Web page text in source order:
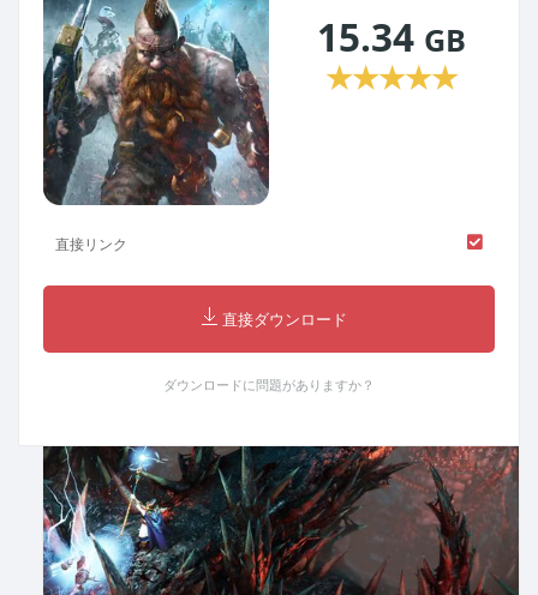
15.34 GB
★★★★★
直接リンク
直接ダウンロード
ダウンロードに問題がありますか？